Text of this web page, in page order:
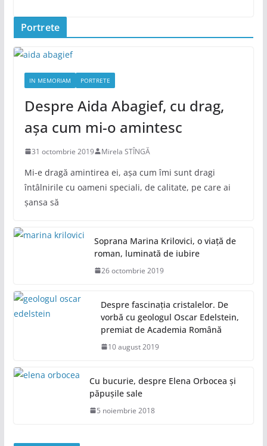
Portrete
IN MEMORIAM PORTRETE
Despre Aida Abagief, cu drag,
așa cum mi-o amintesc
31 octombrie 2019 Mirela STÎNGĂ
Mi-e dragă amintirea ei, așa cum îmi sunt dragi
întâlnirile cu oameni speciali, de calitate, pe care ai
șansa să
Soprana Marina Krilovici, o viață de
roman, luminată de iubire
26 octombrie 2019
Despre fascinația cristalelor. De
vorbă cu geologul Oscar Edelstein,
premiat de Academia Română
10 august 2019
Cu bucurie, despre Elena Orbocea și
păpușile sale
5 noiembrie 2018